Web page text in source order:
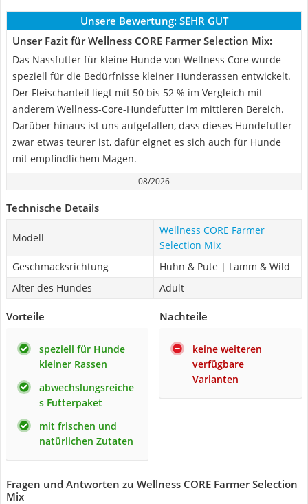
Unsere Bewertung: SEHR GUT
Unser Fazit für Wellness CORE Farmer Selection Mix:
Das Nassfutter für kleine Hunde von Wellness Core wurde
speziell für die Bedürfnisse kleiner Hunderassen entwickelt.
Der Fleischanteil liegt mit 50 bis 52 % im Vergleich mit
anderem Wellness-Core-Hundefutter im mittleren Bereich.
Darüber hinaus ist uns aufgefallen, dass dieses Hundefutter
zwar etwas teurer ist, dafür eignet es sich auch für Hunde
mit empfindlichem Magen.
08/2026
Technische Details
Modell
Wellness CORE Farmer
Selection Mix
Geschmacksrichtung
Huhn & Pute | Lamm & Wild
Alter des Hundes
Adult
Vorteile
speziell für Hunde
kleiner Rassen
abwechslungsreiche
s Futterpaket
mit frischen und
natürlichen Zutaten
Nachteile
keine weiteren
verfügbare
Varianten
Fragen und Antworten zu Wellness CORE Farmer Selection
Mix